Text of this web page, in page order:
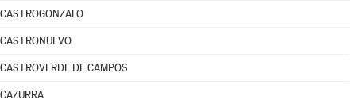
CASTROGONZALO
CASTRONUEVO
CASTROVERDE DE CAMPOS
CAZURRA